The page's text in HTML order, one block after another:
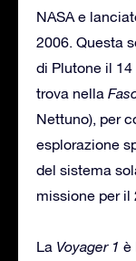
NASA e
2006. Questa
di Plutone il
trova nella
Nettuno), per
esplorazione
del sistema
missione per il
La Voyager 1 è